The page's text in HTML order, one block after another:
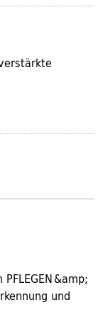
&amp;
und